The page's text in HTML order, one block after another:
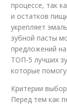
процессе, так
и остатков
укрепляет
зубной пасты
предложений
ТОП-5 лучших
которые
Критерии
Перед тем как